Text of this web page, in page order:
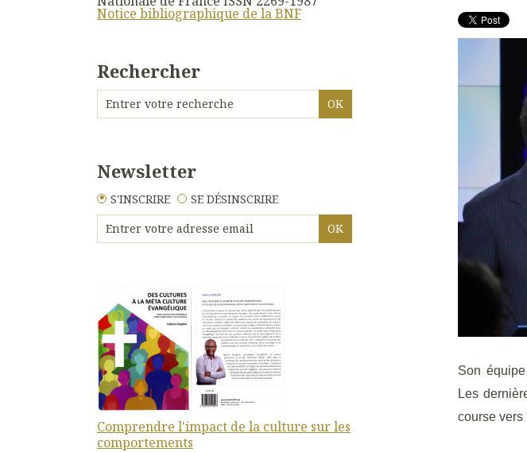
Notice bibliographique de la BNF
Rechercher
Newsletter
S'INSCRIRE SE DÉSINSCRIRE
Comprendre l'impact de la culture sur les
comportements
Son
Les
course vers